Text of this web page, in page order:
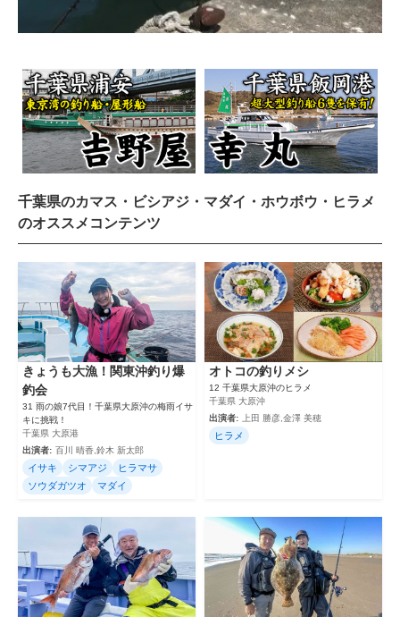
千葉県のカマス・ビシアジ・マダイ・ホウボウ・ヒラメ
のオススメコンテンツ
きょうも大漁！関東沖釣り爆
釣会
31 雨の娘7代目！千葉県大原沖の梅雨イサ
キに挑戦！
千葉県 大原港
出演者: 百川 晴香,鈴木 新太郎
イサキ シマアジ
ヒラマサ
ソウダガツオ
マダイ
オトコの釣りメシ
12 千葉県大原沖のヒラメ
千葉県 大原沖
出演者:
上田 勝彦,金澤 美穂
ヒラメ